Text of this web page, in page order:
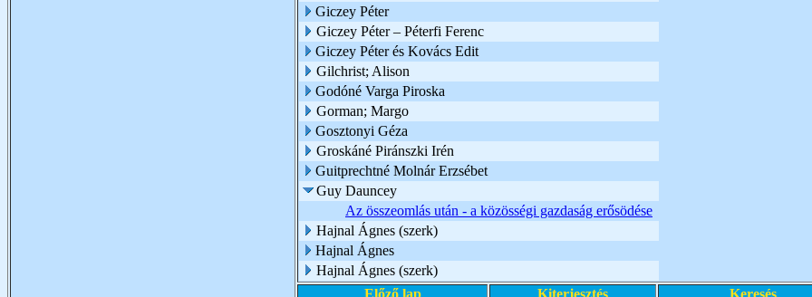
Giczey Péter
Giczey Péter – Péterfi Ferenc
Giczey Péter és Kovács Edit
Gilchrist; Alison
Godóné Varga Piroska
Gorman; Margo
Gosztonyi Géza
Groskáné Piránszki Irén
Guitprechtné Molnár Erzsébet
Guy Dauncey
Az összeomlás után - a közösségi gazdaság erősödése
Hajnal Ágnes (szerk)
Hajnal Ágnes
Hajnal Ágnes (szerk)
Előző lap
Kiterjesztés Keresés